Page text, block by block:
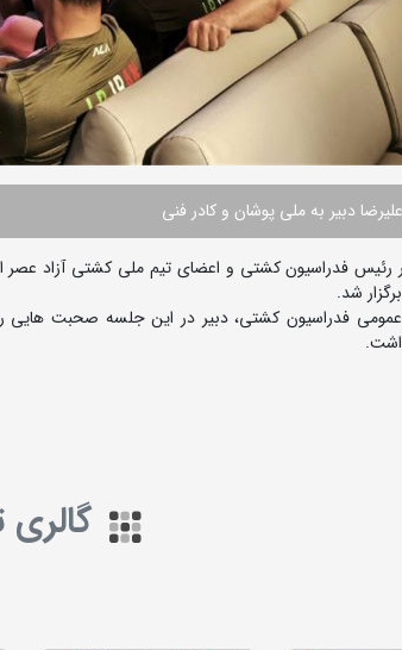
دبیر به ملی پوشان و کادر فنی
رئیس فدراسیون کشتی و اعضای تیم ملی کشتی آزاد عصر
فدراسیون کشتی، دبیر در این جلسه صحبت هایی را